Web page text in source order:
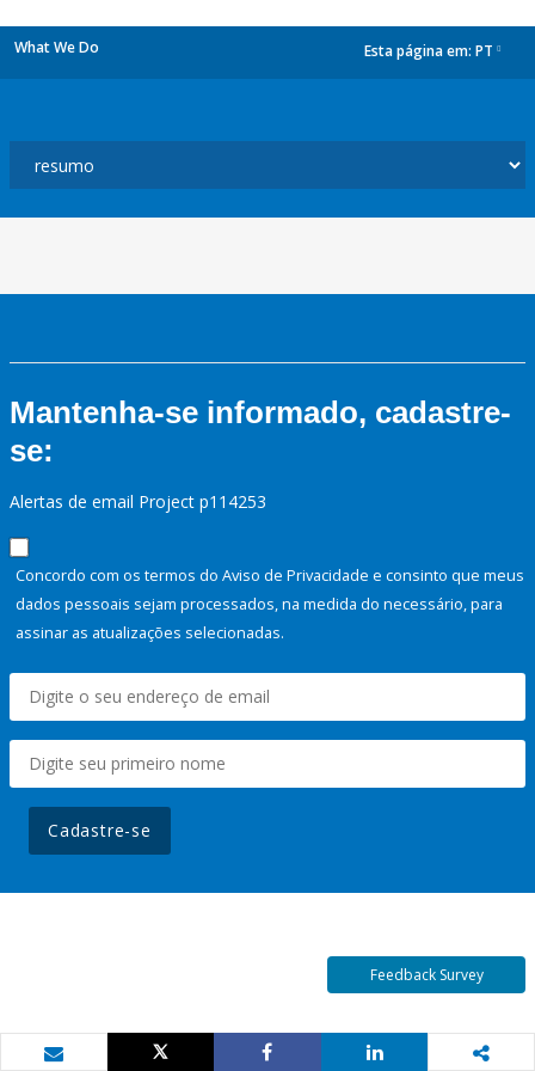
What We Do Esta página em: PT
Mantenha-se informado, cadastre-
se:
Alertas de email Project p114253
Concordo com os termos do Aviso de Privacidade e consinto que meus
dados pessoais sejam processados, na medida do necessário, para
assinar as atualizações selecionadas.
Cadastre-se
Feedback Survey